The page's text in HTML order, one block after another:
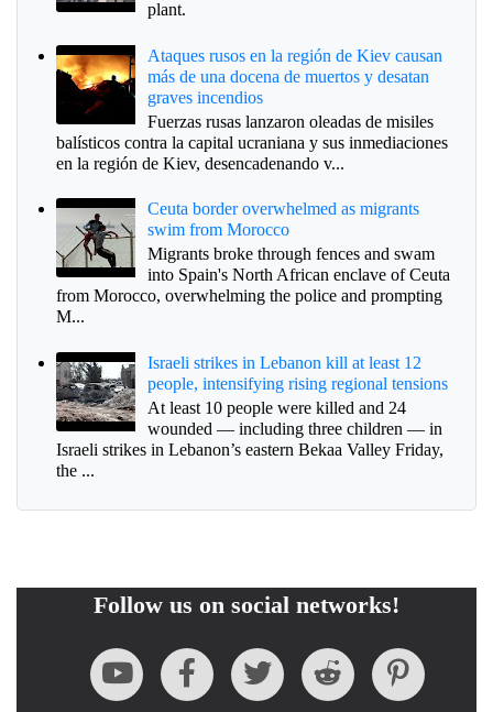
plant.
Ataques rusos en la región de Kiev causan
más de una docena de muertos y desatan
graves incendios
Fuerzas rusas lanzaron oleadas de misiles
balísticos contra la capital ucraniana y sus inmediaciones
en la región de Kiev, desencadenando v...
Ceuta border overwhelmed as migrants
swim from Morocco
Migrants broke through fences and swam
into Spain's North African enclave of Ceuta
from Morocco, overwhelming the police and prompting
M...
Israeli strikes in Lebanon kill at least 12
people, intensifying rising regional tensions
At least 10 people were killed and 24
wounded — including three children — in
Israeli strikes in Lebanon’s eastern Bekaa Valley Friday,
the ...
Follow us on social networks!